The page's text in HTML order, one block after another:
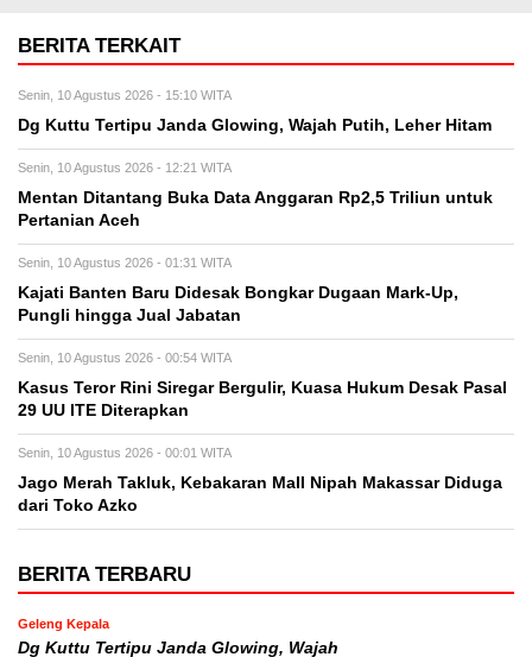
BERITA TERKAIT
Senin, 10 Agustus 2026 - 15:10 WITA
Dg Kuttu Tertipu Janda Glowing, Wajah Putih, Leher Hitam
Senin, 10 Agustus 2026 - 12:21 WITA
Mentan Ditantang Buka Data Anggaran Rp2,5 Triliun untuk
Pertanian Aceh
Senin, 10 Agustus 2026 - 01:31 WITA
Kajati Banten Baru Didesak Bongkar Dugaan Mark-Up,
Pungli hingga Jual Jabatan
Senin, 10 Agustus 2026 - 00:54 WITA
Kasus Teror Rini Siregar Bergulir, Kuasa Hukum Desak Pasal
29 UU ITE Diterapkan
Senin, 10 Agustus 2026 - 00:01 WITA
Jago Merah Takluk, Kebakaran Mall Nipah Makassar Diduga
dari Toko Azko
BERITA TERBARU
Geleng Kepala
Dg Kuttu Tertipu Janda Glowing, Wajah